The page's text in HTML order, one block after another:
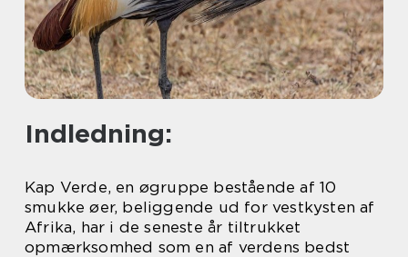
Indledning:
Kap Verde, en øgruppe bestående af 10
smukke øer, beliggende ud for vestkysten af
Afrika, har i de seneste år tiltrukket
opmærksomhed som en af verdens bedst